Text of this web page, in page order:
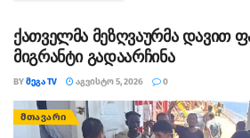
ქათველმა მეზღვაურმა დავით
მიგრანტი გადაარჩინა
BYᲛᲔᲒᲐ TV ᲐᲒᲕᲘᲡᲢᲝ 5, 2026 0
ᲛᲗᲐᲕᲐᲠᲘ